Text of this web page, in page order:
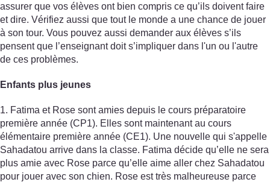
assurer que vos élèves ont bien compris ce qu’ils doivent faire
et dire. Vérifiez aussi que tout le monde a une chance de jouer
à son tour. Vous pouvez aussi demander aux élèves s’ils
pensent que l’enseignant doit s’impliquer dans l'un ou l'autre
de ces problèmes.
Enfants plus jeunes
1. Fatima et Rose sont amies depuis le cours préparatoire
première année (CP1). Elles sont maintenant au cours
élémentaire première année (CE1). Une nouvelle qui s'appelle
Sahadatou arrive dans la classe. Fatima décide qu’elle ne sera
plus amie avec Rose parce qu’elle aime aller chez Sahadatou
pour jouer avec son chien. Rose est très malheureuse parce